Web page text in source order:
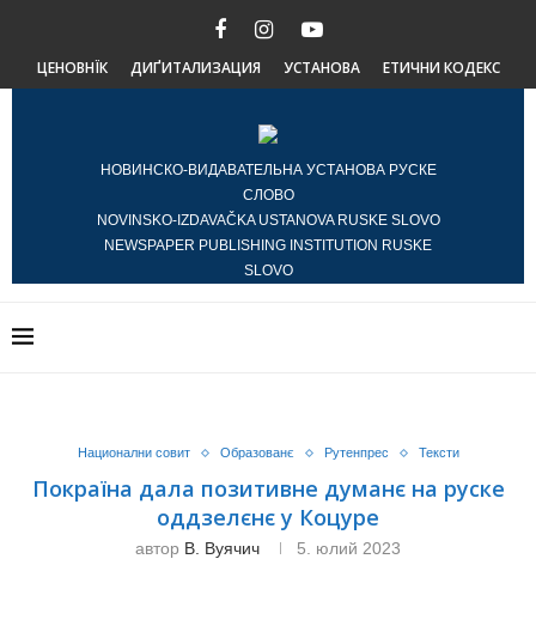
ЦЕНОВНЇК ДИҐИТАЛИЗАЦИЯ УСТАНОВА ЕТИЧНИ КОДЕКС
НОВИНСКО-ВИДАВАТЕЛЬНА УСТАНОВА РУСКЕ
СЛОВО
NOVINSKO-IZDAVAČKA USTANOVA RUSKE SLOVO
NEWSPAPER PUBLISHING INSTITUTION RUSKE
SLOVO
Национални совит Образованє Рутенпрес Тексти
Покраїна дала позитивне думанє на руске
оддзелєнє у Коцуре
автор В. Вуячич 5. юлий 2023